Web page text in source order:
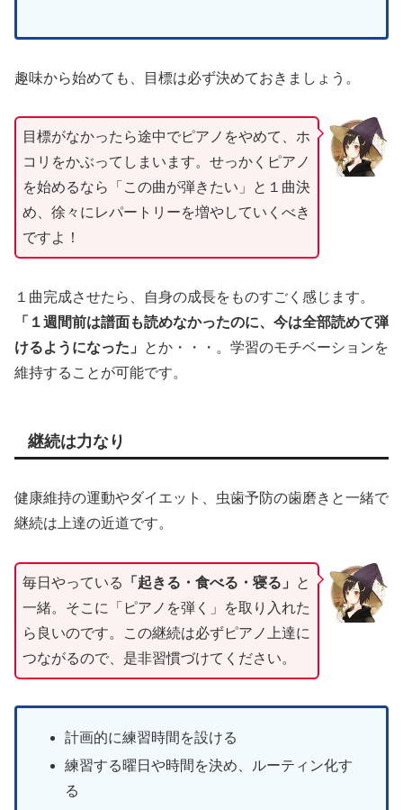
趣味から始めても、目標は必ず決めておきましょう。
目標がなかったら途中でピアノをやめて、ホ
コリをかぶってしまいます。せっかくピアノ
を始めるなら「この曲が弾きたい」と１曲決
め、徐々にレパートリーを増やしていくべき
ですよ！
１曲完成させたら、自身の成長をものすごく感じます。
「１週間前は譜面も読めなかったのに、今は全部読めて弾
けるようになった」
とか・・・。学習のモチベーションを
維持することが可能です。
継続は力なり
健康維持の運動やダイエット、虫歯予防の歯磨きと一緒で
継続は上達の近道です。
毎日やっている 「起きる・食べる・寝る」
と
一緒。そこに「ピアノを弾く」を取り入れた
ら良いのです。この継続は必ずピアノ上達に
つながるので、是非習慣づけてください。
計画的に練習時間を設ける
練習する曜日や時間を決め、ルーティン化す
る